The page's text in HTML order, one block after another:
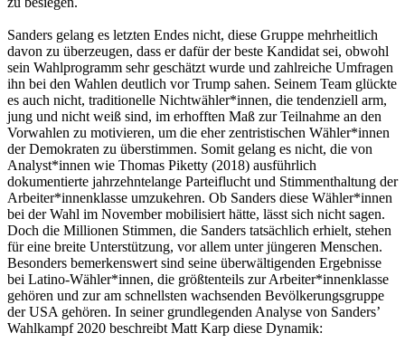
Sanders gelang es letzten Endes nicht, diese Gruppe mehrheitlich
davon zu überzeugen, dass er dafür der beste Kandidat sei, obwohl
sein Wahlprogramm sehr geschätzt wurde und zahlreiche Umfragen
ihn bei den Wahlen deutlich vor Trump sahen. Seinem Team glückte
es auch nicht, traditionelle Nichtwähler*innen, die tendenziell arm,
jung und nicht weiß sind, im erhofften Maß zur Teilnahme an den
Vorwahlen zu motivieren, um die eher zentristischen Wähler*innen
der Demokraten zu überstimmen. Somit gelang es nicht, die von
Analyst*innen wie Thomas Piketty (2018) ausführlich
dokumentierte jahrzehntelange Parteiflucht und Stimmenthaltung der
Arbeiter*innenklasse umzukehren. Ob Sanders diese Wähler*innen
bei der Wahl im November mobilisiert hätte, lässt sich nicht sagen.
Doch die Millionen Stimmen, die Sanders tatsächlich erhielt, stehen
für eine breite Unterstützung, vor allem unter jüngeren Menschen.
Besonders bemerkenswert sind seine überwältigenden Ergebnisse
bei Latino-Wähler*innen, die größtenteils zur Arbeiter*innenklasse
gehören und zur am schnellsten wachsenden Bevölkerungsgruppe
der USA gehören. In seiner grundlegenden Analyse von Sanders’
Wahlkampf 2020 beschreibt Matt Karp diese Dynamik: